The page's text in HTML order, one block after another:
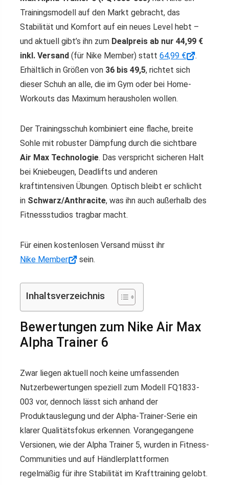
Trainingsmodell auf den Markt gebracht, das
Stabilität und Komfort auf ein neues Level hebt –
und aktuell gibt’s ihn zum Dealpreis ab nur 44,99 €
inkl. Versand (für Nike Member) statt 64,99 €
.
Erhältlich in Größen von 36 bis 49,5, richtet sich
dieser Schuh an alle, die im Gym oder bei Home-
Workouts das Maximum herausholen wollen.
Der Trainingsschuh kombiniert eine flache, breite
Sohle mit robuster Dämpfung durch die sichtbare
Air Max Technologie. Das verspricht sicheren Halt
bei Kniebeugen, Deadlifts und anderen
kraftintensiven Übungen. Optisch bleibt er schlicht
in Schwarz/Anthracite, was ihn auch außerhalb des
Fitnessstudios tragbar macht.
Für einen kostenlosen Versand müsst ihr
Nike Member
sein.
Inhaltsverzeichnis
Bewertungen zum Nike Air Max
Alpha Trainer 6
Zwar liegen aktuell noch keine umfassenden
Nutzerbewertungen speziell zum Modell FQ1833-
003 vor, dennoch lässt sich anhand der
Produktauslegung und der Alpha-Trainer-Serie ein
klarer Qualitätsfokus erkennen. Vorangegangene
Versionen, wie der Alpha Trainer 5, wurden in Fitness-
Communities und auf Händlerplattformen
regelmäßig für ihre Stabilität im Krafttraining gelobt.